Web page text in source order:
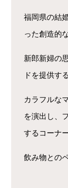
福岡県の結
った創造的
新郎新婦の
ドを提供す
カラフルな
を演出し、
するコーナ
飲み物との